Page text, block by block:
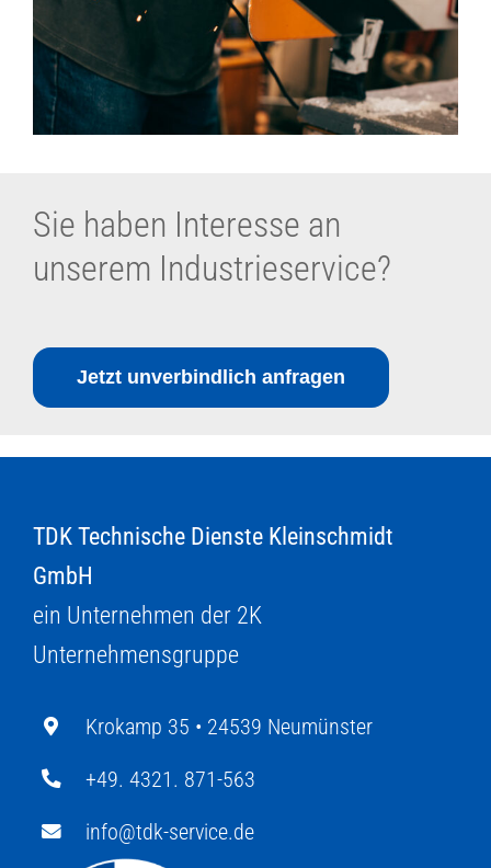
Sie haben Interesse an
unserem Industrieservice?
Jetzt unverbindlich anfragen
TDK Technische Dienste Kleinschmidt
GmbH
ein Unternehmen der 2K
Unternehmensgruppe
Krokamp 35 • 24539 Neumünster
+49. 4321. 871-563
info@tdk-service.de